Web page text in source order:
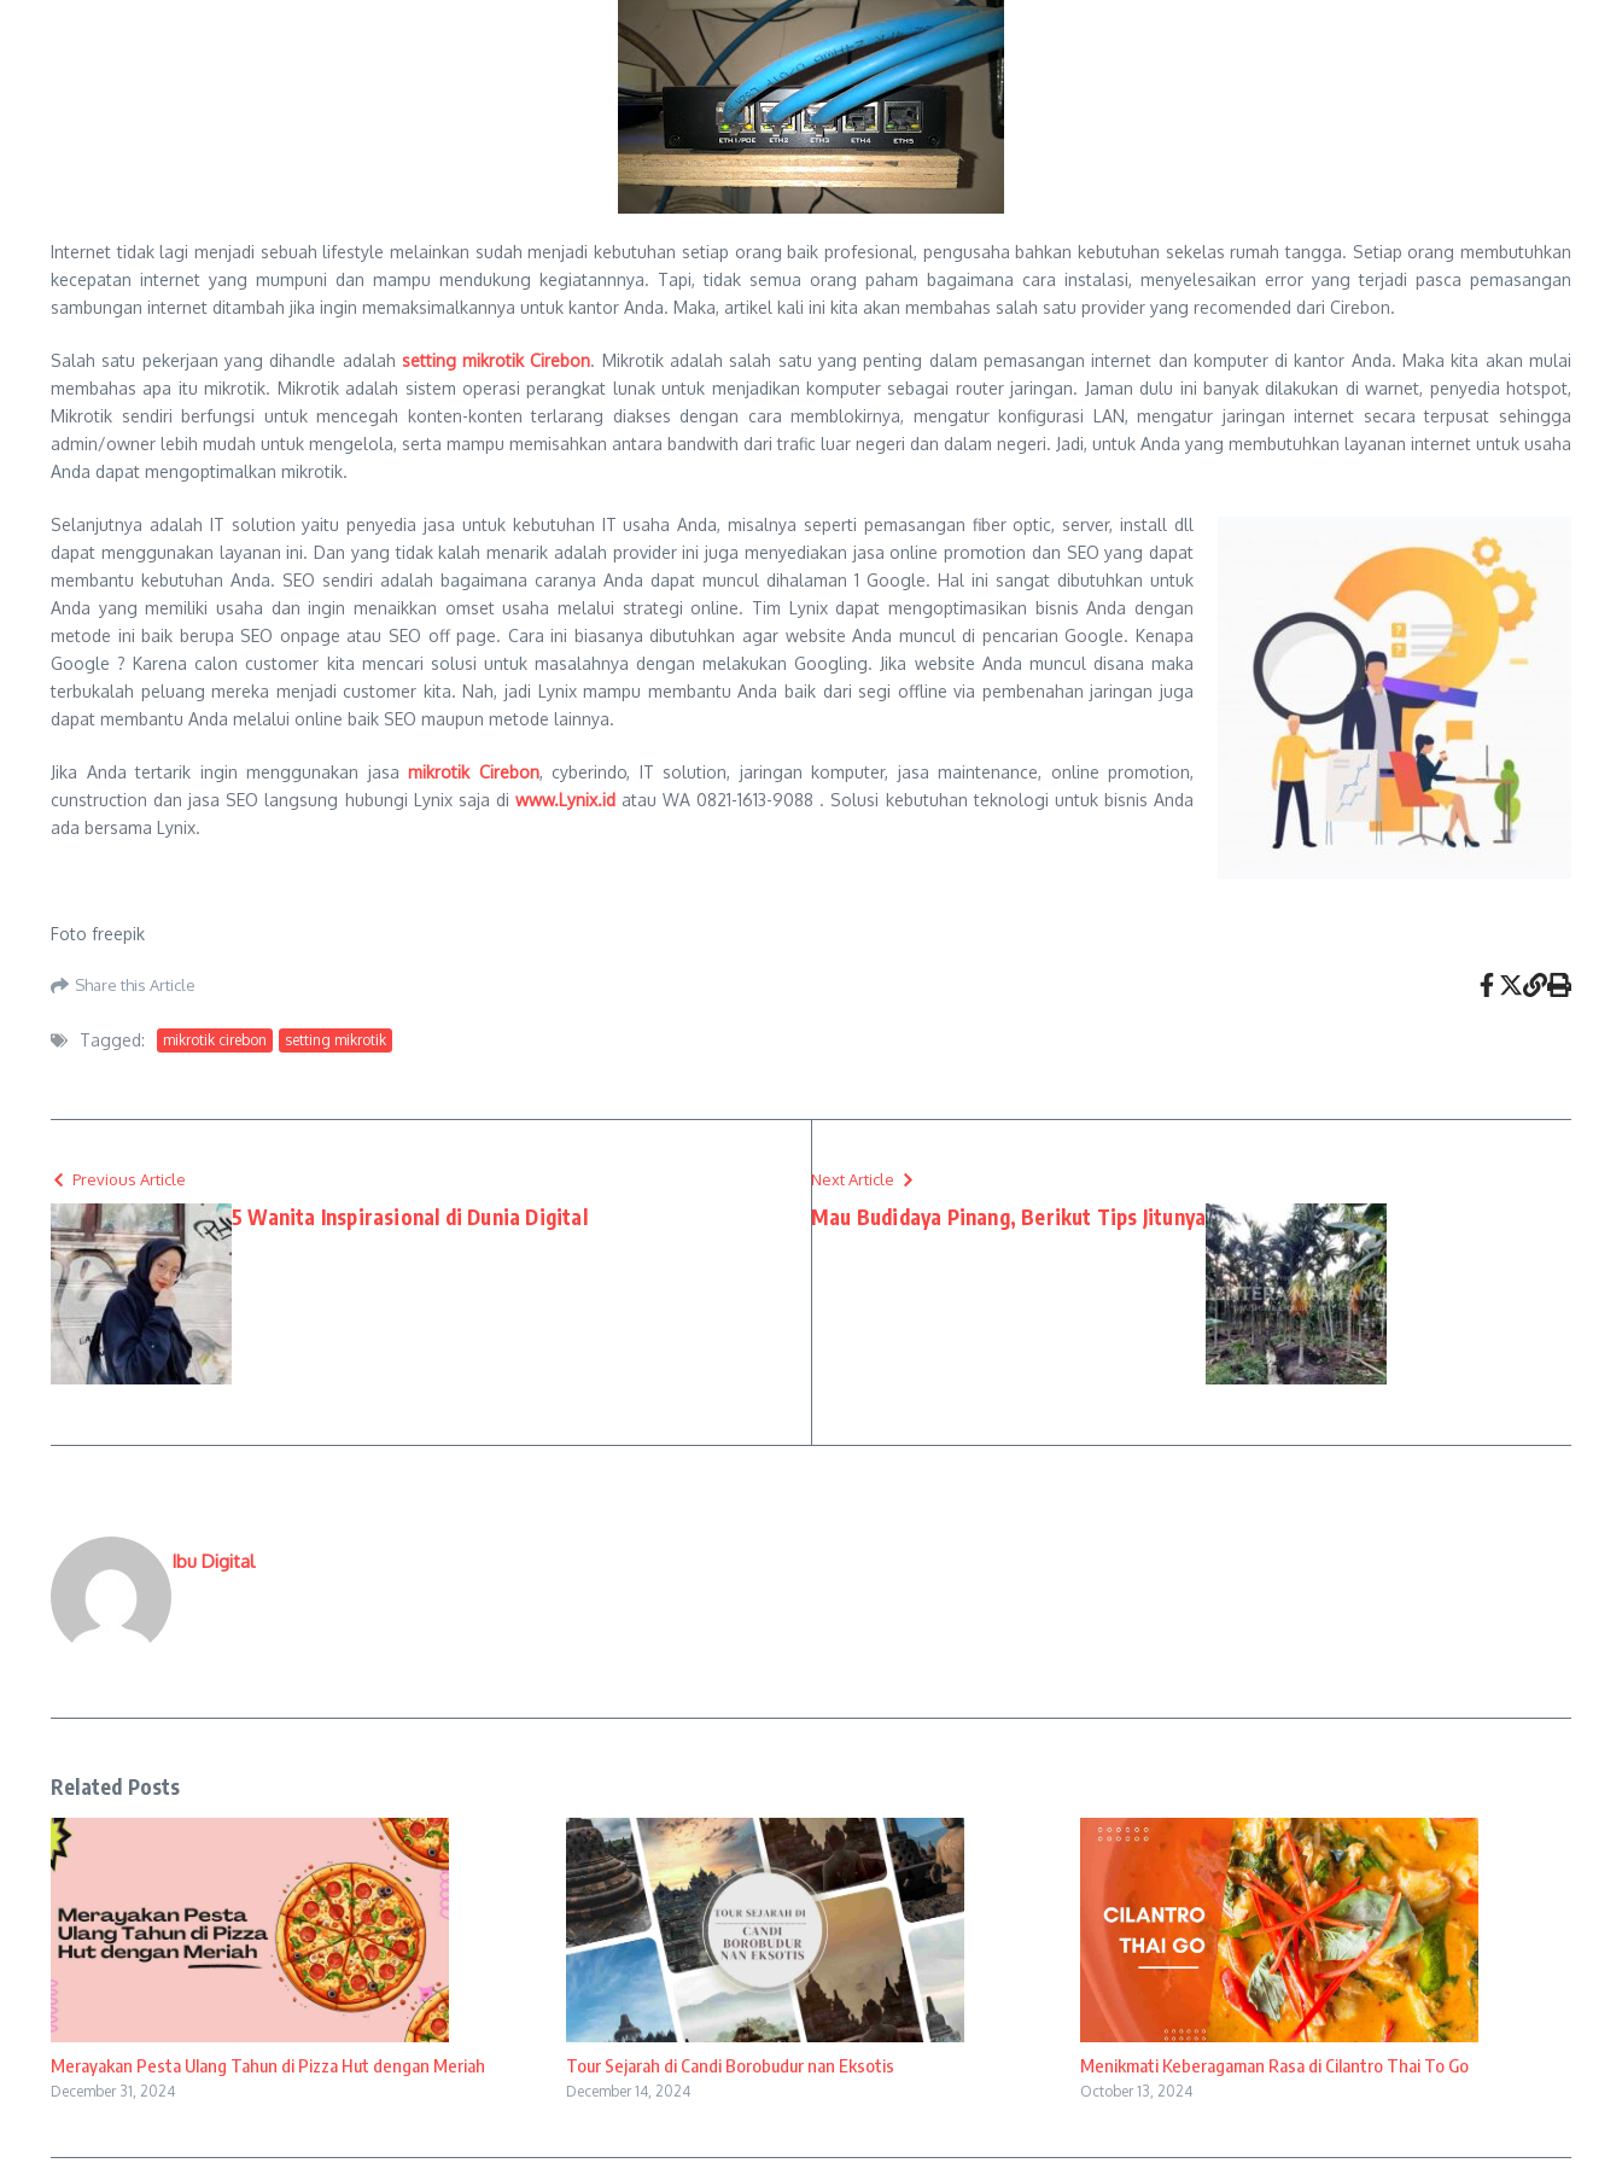
Internet tidak lagi menjadi sebuah lifestyle melainkan sudah menjadi kebutuhan setiap orang baik profesional, pengusaha bahkan kebutuhan sekelas rumah tangga. Setiap orang membutuhkan
kecepatan internet yang mumpuni dan mampu mendukung kegiatannnya. Tapi, tidak semua orang paham bagaimana cara instalasi, menyelesaikan error yang terjadi pasca pemasangan
sambungan internet ditambah jika ingin memaksimalkannya untuk kantor Anda. Maka, artikel kali ini kita akan membahas salah satu provider yang recomended dari Cirebon.
Salah satu pekerjaan yang dihandle adalah setting mikrotik Cirebon. Mikrotik adalah salah satu yang penting dalam pemasangan internet dan komputer di kantor Anda. Maka kita akan mulai
membahas apa itu mikrotik. Mikrotik adalah sistem operasi perangkat lunak untuk menjadikan komputer sebagai router jaringan. Jaman dulu ini banyak dilakukan di warnet, penyedia hotspot,
Mikrotik sendiri berfungsi untuk mencegah konten-konten terlarang diakses dengan cara memblokirnya, mengatur konfigurasi LAN, mengatur jaringan internet secara terpusat sehingga
admin/owner lebih mudah untuk mengelola, serta mampu memisahkan antara bandwith dari trafic luar negeri dan dalam negeri. Jadi, untuk Anda yang membutuhkan layanan internet untuk usaha
Anda dapat mengoptimalkan mikrotik.
Selanjutnya adalah IT solution yaitu penyedia jasa untuk kebutuhan IT usaha Anda, misalnya seperti pemasangan fiber optic, server, install dll
dapat menggunakan layanan ini. Dan yang tidak kalah menarik adalah provider ini juga menyediakan jasa online promotion dan SEO yang dapat
membantu kebutuhan Anda. SEO sendiri adalah bagaimana caranya Anda dapat muncul dihalaman 1 Google. Hal ini sangat dibutuhkan untuk
Anda yang memiliki usaha dan ingin menaikkan omset usaha melalui strategi online. Tim Lynix dapat mengoptimasikan bisnis Anda dengan
metode ini baik berupa SEO onpage atau SEO off page. Cara ini biasanya dibutuhkan agar website Anda muncul di pencarian Google. Kenapa
Google ? Karena calon customer kita mencari solusi untuk masalahnya dengan melakukan Googling. Jika website Anda muncul disana maka
terbukalah peluang mereka menjadi customer kita. Nah, jadi Lynix mampu membantu Anda baik dari segi offline via pembenahan jaringan juga
dapat membantu Anda melalui online baik SEO maupun metode lainnya.
Jika Anda tertarik ingin menggunakan jasa mikrotik Cirebon, cyberindo, IT solution, jaringan komputer, jasa maintenance, online promotion,
cunstruction dan jasa SEO langsung hubungi Lynix saja di www.Lynix.idatau WA 0821-1613-9088 . Solusi kebutuhan teknologi untuk bisnis Anda
ada bersama Lynix.
Foto freepik
Share this Article
Tagged: mikrotik cirebon setting mikrotik
Previous Article
5 Wanita Inspirasional di Dunia Digital
Next Article
Mau Budidaya Pinang, Berikut Tips Jitunya
Ibu Digital
Related Posts
Merayakan Pesta Ulang Tahun di Pizza Hut dengan Meriah
December 31, 2024
Tour Sejarah di Candi Borobudur nan Eksotis
December 14, 2024
Menikmati Keberagaman Rasa di Cilantro Thai To Go
October 13, 2024